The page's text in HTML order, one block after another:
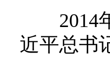
2014年
近平总书